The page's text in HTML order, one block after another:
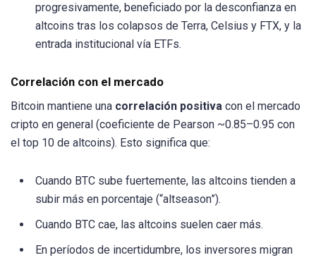
progresivamente, beneficiado por la desconfianza en
altcoins tras los colapsos de Terra, Celsius y FTX, y la
entrada institucional vía ETFs.
Correlación con el mercado
Bitcoin mantiene una correlación positiva con el mercado
cripto en general (coeficiente de Pearson ~0.85–0.95 con
el top 10 de altcoins). Esto significa que:
Cuando BTC sube fuertemente, las altcoins tienden a
subir más en porcentaje (“altseason”).
Cuando BTC cae, las altcoins suelen caer más.
En períodos de incertidumbre, los inversores migran